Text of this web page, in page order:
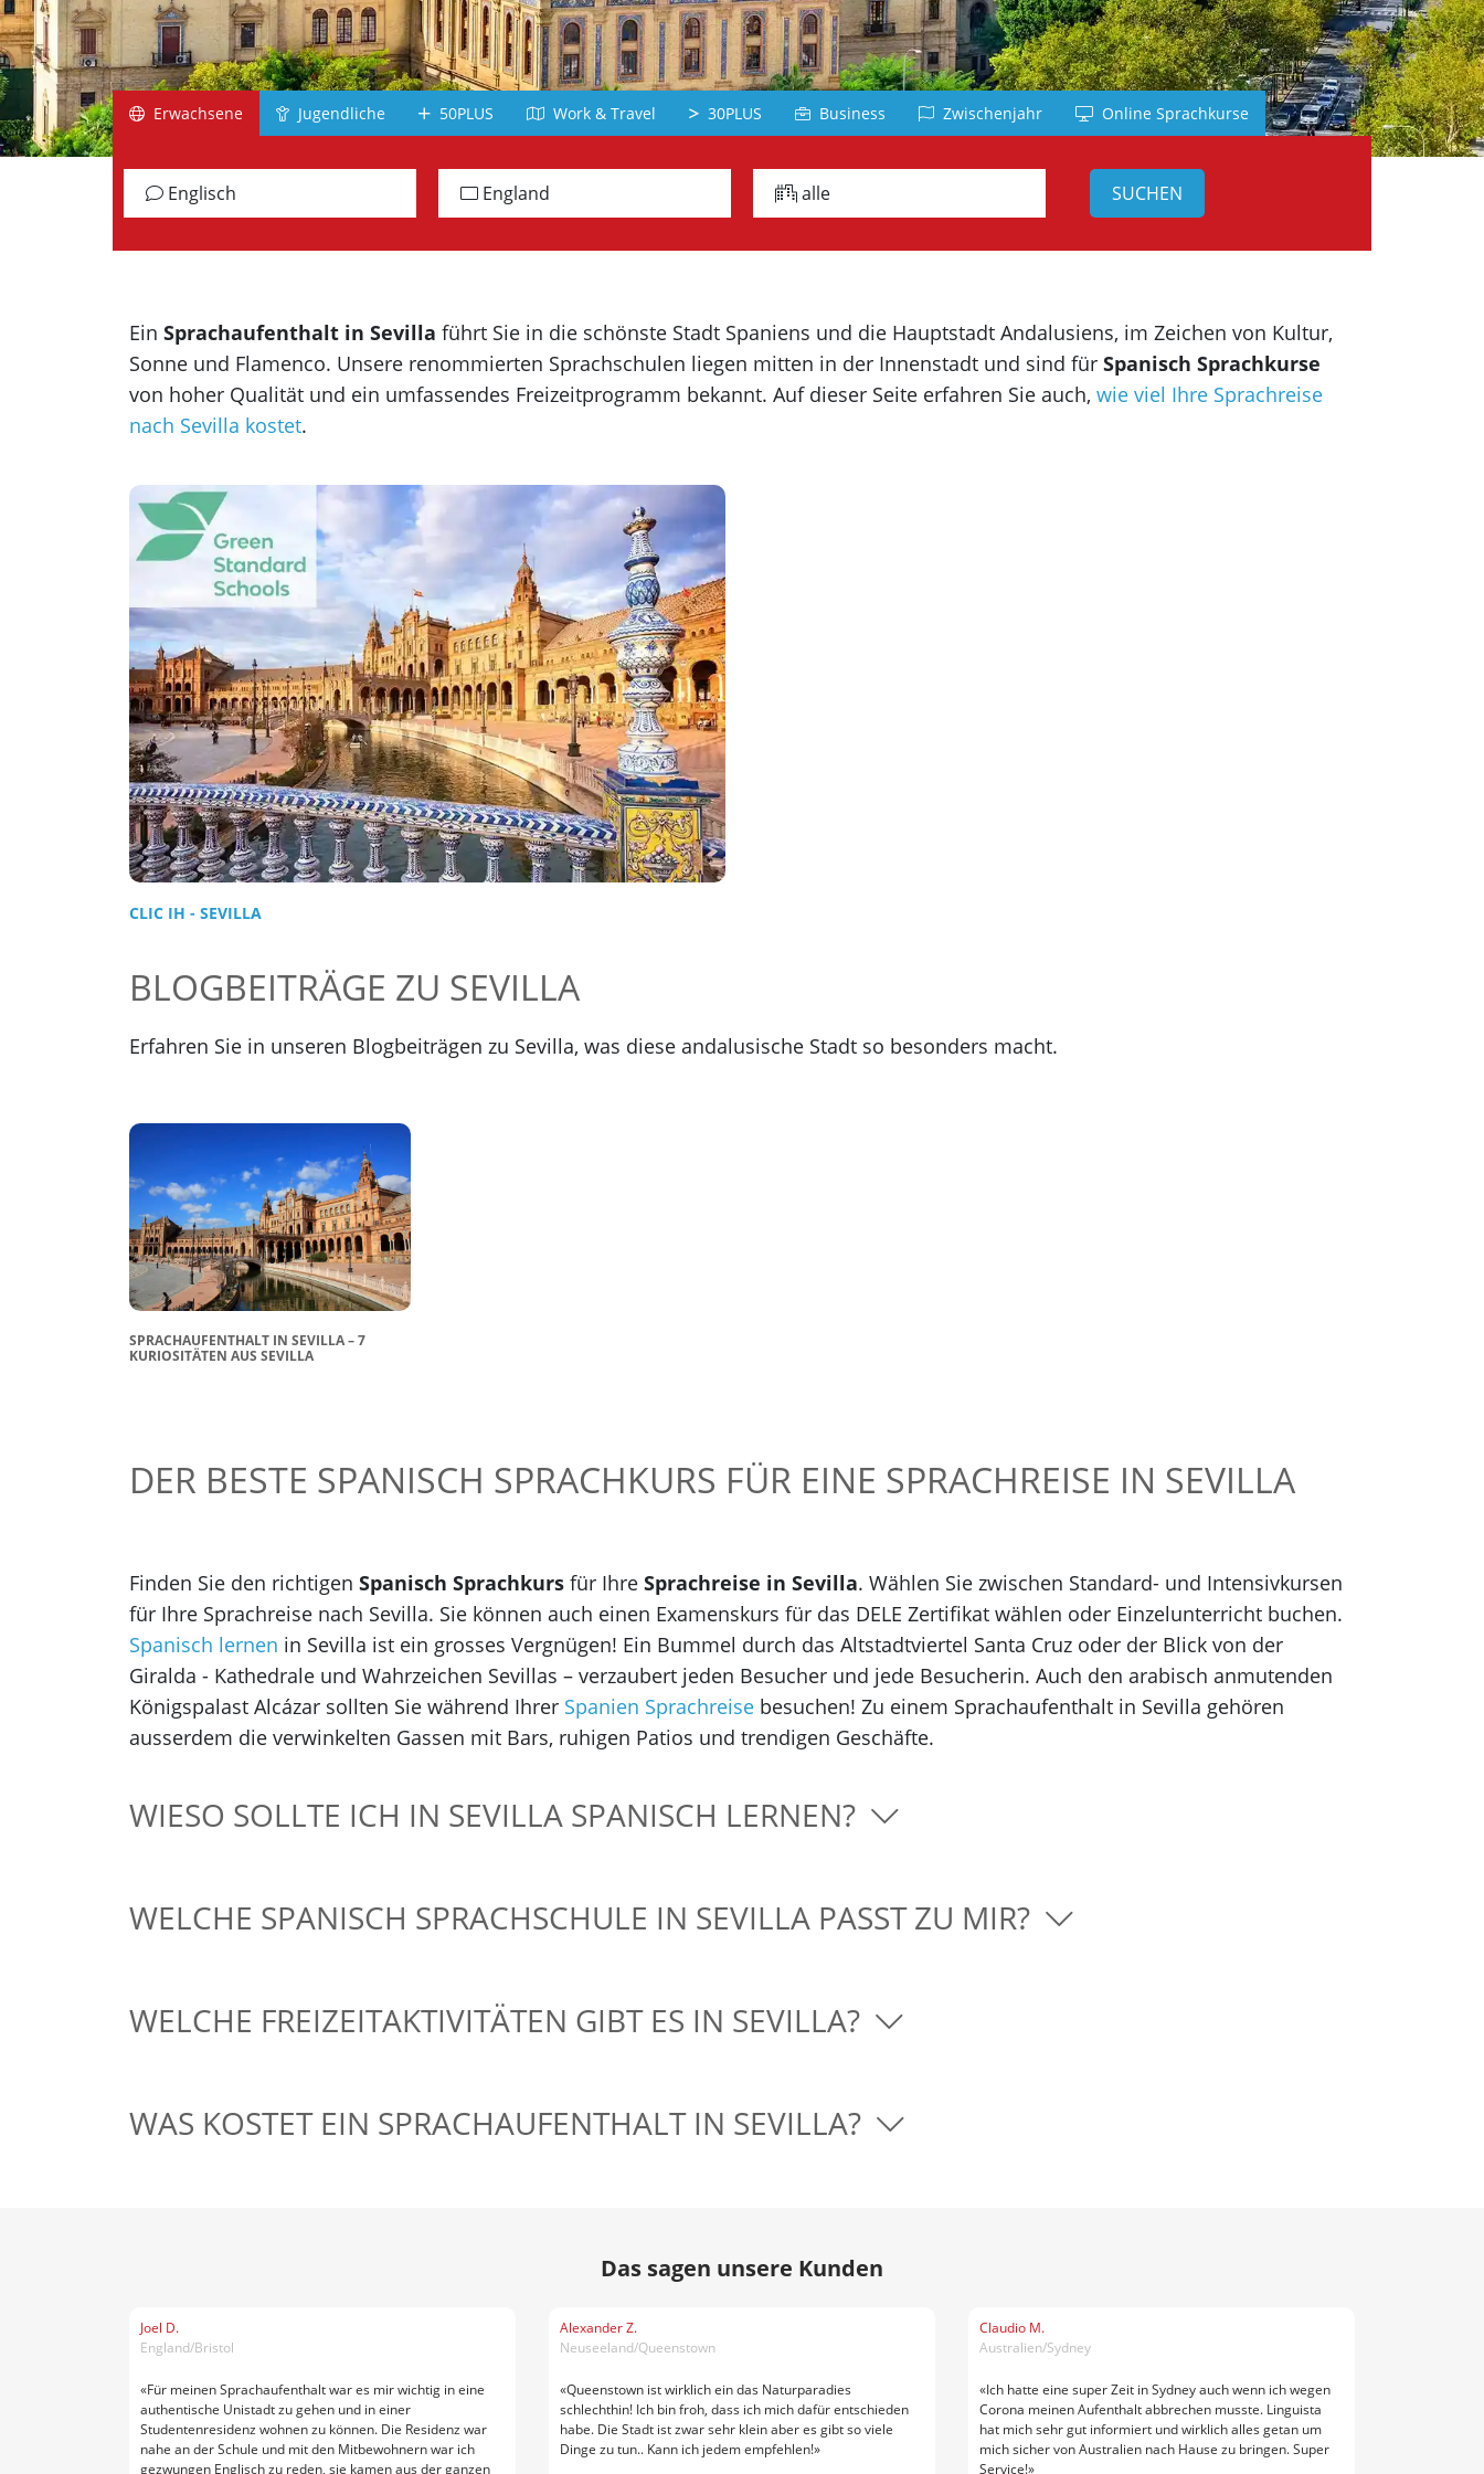
Erwachsene Jugendliche 50PLUS Work & Travel 30PLUS Business Zwischenjahr Online Sprachkurse
Englisch England alle
Ein Sprachaufenthalt in Sevilla führt Sie in die schönste Stadt Spaniens und die Hauptstadt Andalusiens, im Zeichen von Kultur,
Sonne und Flamenco. Unsere renommierten Sprachschulen liegen mitten in der Innenstadt und sind für Spanisch Sprachkurse
von hoher Qualität und ein umfassendes Freizeitprogramm bekannt. Auf dieser Seite erfahren Sie auch, wie viel Ihre Sprachreise
nach Sevilla kostet.
CLIC IH - SEVILLA
BLOGBEITRÄGE ZU SEVILLA
Erfahren Sie in unseren Blogbeiträgen zu Sevilla, was diese andalusische Stadt so besonders macht.
SPRACHAUFENTHALT IN SEVILLA – 7
KURIOSITÄTEN AUS SEVILLA
DER BESTE SPANISCH SPRACHKURS FÜR EINE SPRACHREISE IN SEVILLA
Finden Sie den richtigen Spanisch Sprachkurs für Ihre Sprachreise in Sevilla. Wählen Sie zwischen Standard- und Intensivkursen
für Ihre Sprachreise nach Sevilla. Sie können auch einen Examenskurs für das DELE Zertifikat wählen oder Einzelunterricht buchen.
Spanisch lernen in Sevilla ist ein grosses Vergnügen! Ein Bummel durch das Altstadtviertel Santa Cruz oder der Blick von der
Giralda - Kathedrale und Wahrzeichen Sevillas – verzaubert jeden Besucher und jede Besucherin. Auch den arabisch anmutenden
Königspalast Alcázar sollten Sie während Ihrer Spanien Sprachreise besuchen! Zu einem Sprachaufenthalt in Sevilla gehören
ausserdem die verwinkelten Gassen mit Bars, ruhigen Patios und trendigen Geschäfte.
WIESO SOLLTE ICH IN SEVILLA SPANISCH LERNEN?
WELCHE SPANISCH SPRACHSCHULE IN SEVILLA PASST ZU MIR?
WELCHE FREIZEITAKTIVITÄTEN GIBT ES IN SEVILLA?
WAS KOSTET EIN SPRACHAUFENTHALT IN SEVILLA?
Das sagen unsere Kunden
Joel D.
England/Bristol
«Für meinen Sprachaufenthalt war es mir wichtig in eine
authentische Unistadt zu gehen und in einer
Studentenresidenz wohnen zu können. Die Residenz war
nahe an der Schule und mit den Mitbewohnern war ich
gezwungen Englisch zu reden, sie kamen aus der ganzen
Alexander Z.
Neuseeland/Queenstown
«Queenstown ist wirklich ein das Naturparadies
schlechthin! Ich bin froh, dass ich mich dafür entschieden
habe. Die Stadt ist zwar sehr klein aber es gibt so viele
Dinge zu tun.. Kann ich jedem empfehlen!»
Claudio M.
Australien/Sydney
«Ich hatte eine super Zeit in Sydney auch wenn ich wegen
Corona meinen Aufenthalt abbrechen musste. Linguista
hat mich sehr gut informiert und wirklich alles getan um
mich sicher von Australien nach Hause zu bringen. Super
Service!»
Südafrika
Irland
Schottland
Jamaika
Belgien
Arabisch
Jordanien
Türkisch
Griechisch
Dominikanische
Republik
Chile
Peru
alle Länder
Chinesisch
China
Koreanisch
Korea
Deutschland
Japanisch
Japan
Vietnamesisch